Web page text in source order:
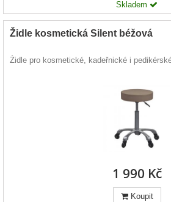
Skladem
Židle kosmetická Silent béžová
Židle pro kosmetické, kadeřnické i
1 990 Kč
Koupit